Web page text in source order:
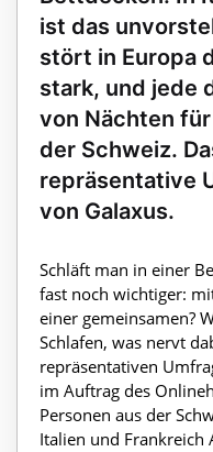
ist das
stört in Europa
stark, und jede
von Nächten
der Schweiz.
repräsentative
von Galaxus.
Schläft man in einer
fast noch wichtiger:
einer gemeinsamen?
Schlafen, was nervt
repräsentativen
im Auftrag des
Personen aus der
Italien und Frankreich